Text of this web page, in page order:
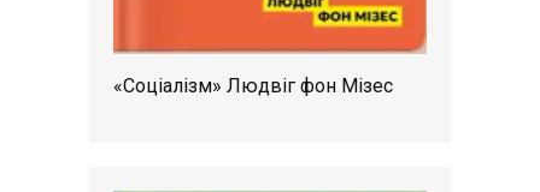
«Соціалізм» Людвіг фон Мізес